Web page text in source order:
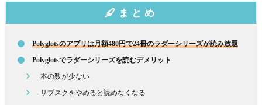
まとめ
Polyglotsのアプリは月額480円で24冊のラダーシリーズが読み放題
Polyglotsでラダーシリーズを読むデメリット
本の数が少ない
サブスクをやめると読めなくなる